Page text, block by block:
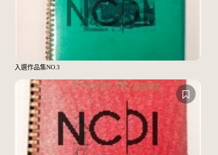
入選作品集NO.3